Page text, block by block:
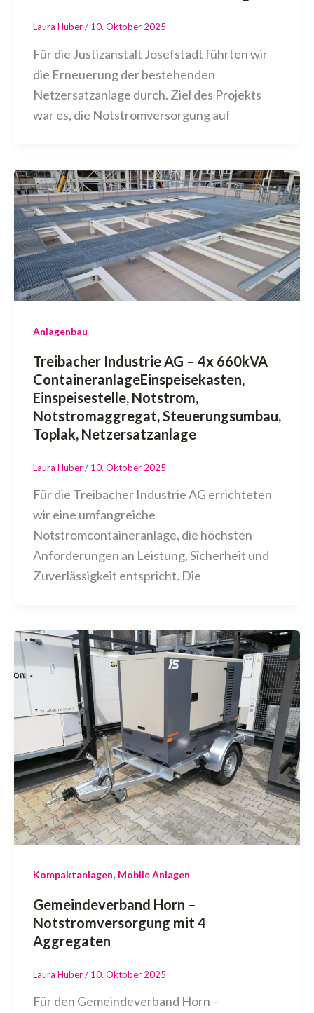
Laura Huber/ 10. Oktober 2025
Für die Justizanstalt Josefstadt führten wir
die Erneuerung der bestehenden
Netzersatzanlage durch. Ziel des Projekts
war es, die Notstromversorgung auf
Anlagenbau
Treibacher Industrie AG – 4x 660kVA
ContaineranlageEinspeisekasten,
Einspeisestelle, Notstrom,
Notstromaggregat, Steuerungsumbau,
Toplak, Netzersatzanlage
Laura Huber/ 10. Oktober 2025
Für die Treibacher Industrie AG errichteten
wir eine umfangreiche
Notstromcontaineranlage, die höchsten
Anforderungen an Leistung, Sicherheit und
Zuverlässigkeit entspricht. Die
Kompaktanlagen, Mobile Anlagen
Gemeindeverband Horn –
Notstromversorgung mit 4
Aggregaten
Laura Huber/ 10. Oktober 2025
Für den Gemeindeverband Horn –